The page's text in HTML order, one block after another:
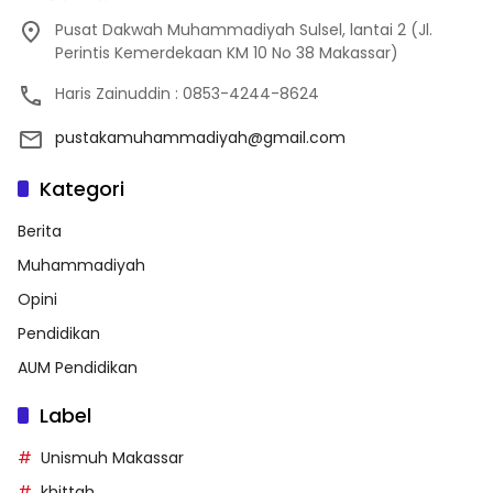
Pusat Dakwah Muhammadiyah Sulsel, lantai 2 (Jl.
Perintis Kemerdekaan KM 10 No 38 Makassar)
Haris Zainuddin : 0853-4244-8624
pustakamuhammadiyah@gmail.com
Kategori
Berita
Muhammadiyah
Opini
Pendidikan
AUM Pendidikan
Label
Unismuh Makassar